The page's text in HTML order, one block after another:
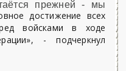
прежней - мы
достижение всех
войсками в ходе
- подчерк­нул